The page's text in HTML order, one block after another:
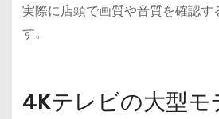
実際に店頭で画質や音質を確認す
す。
4Kテレビの大型モ